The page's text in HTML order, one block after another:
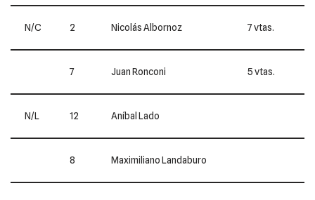
N/C 2 Nicolás Albornoz 7 vtas.
7 Juan Ronconi 5 vtas.
N/L 12 Aníbal Lado
8 Maximiliano Landaburo